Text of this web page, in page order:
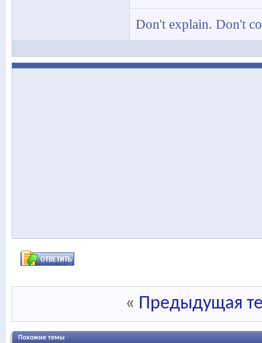
Don't explain. Don't
« Предыдущая
Похожие темы